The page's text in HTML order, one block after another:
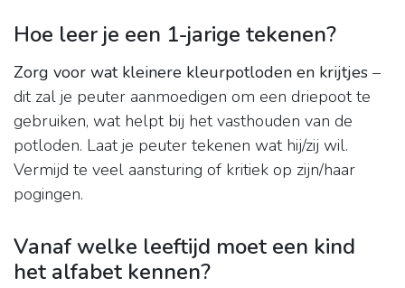
Hoe leer je een 1-jarige tekenen?
Zorg voor wat kleinere kleurpotloden en krijtjes –
dit zal je peuter aanmoedigen om een ​​driepoot te
gebruiken, wat helpt bij het vasthouden van de
potloden. Laat je peuter tekenen wat hij/zij wil.
Vermijd te veel aansturing of kritiek op zijn/haar
pogingen.
Vanaf welke leeftijd moet een kind
het alfabet kennen?